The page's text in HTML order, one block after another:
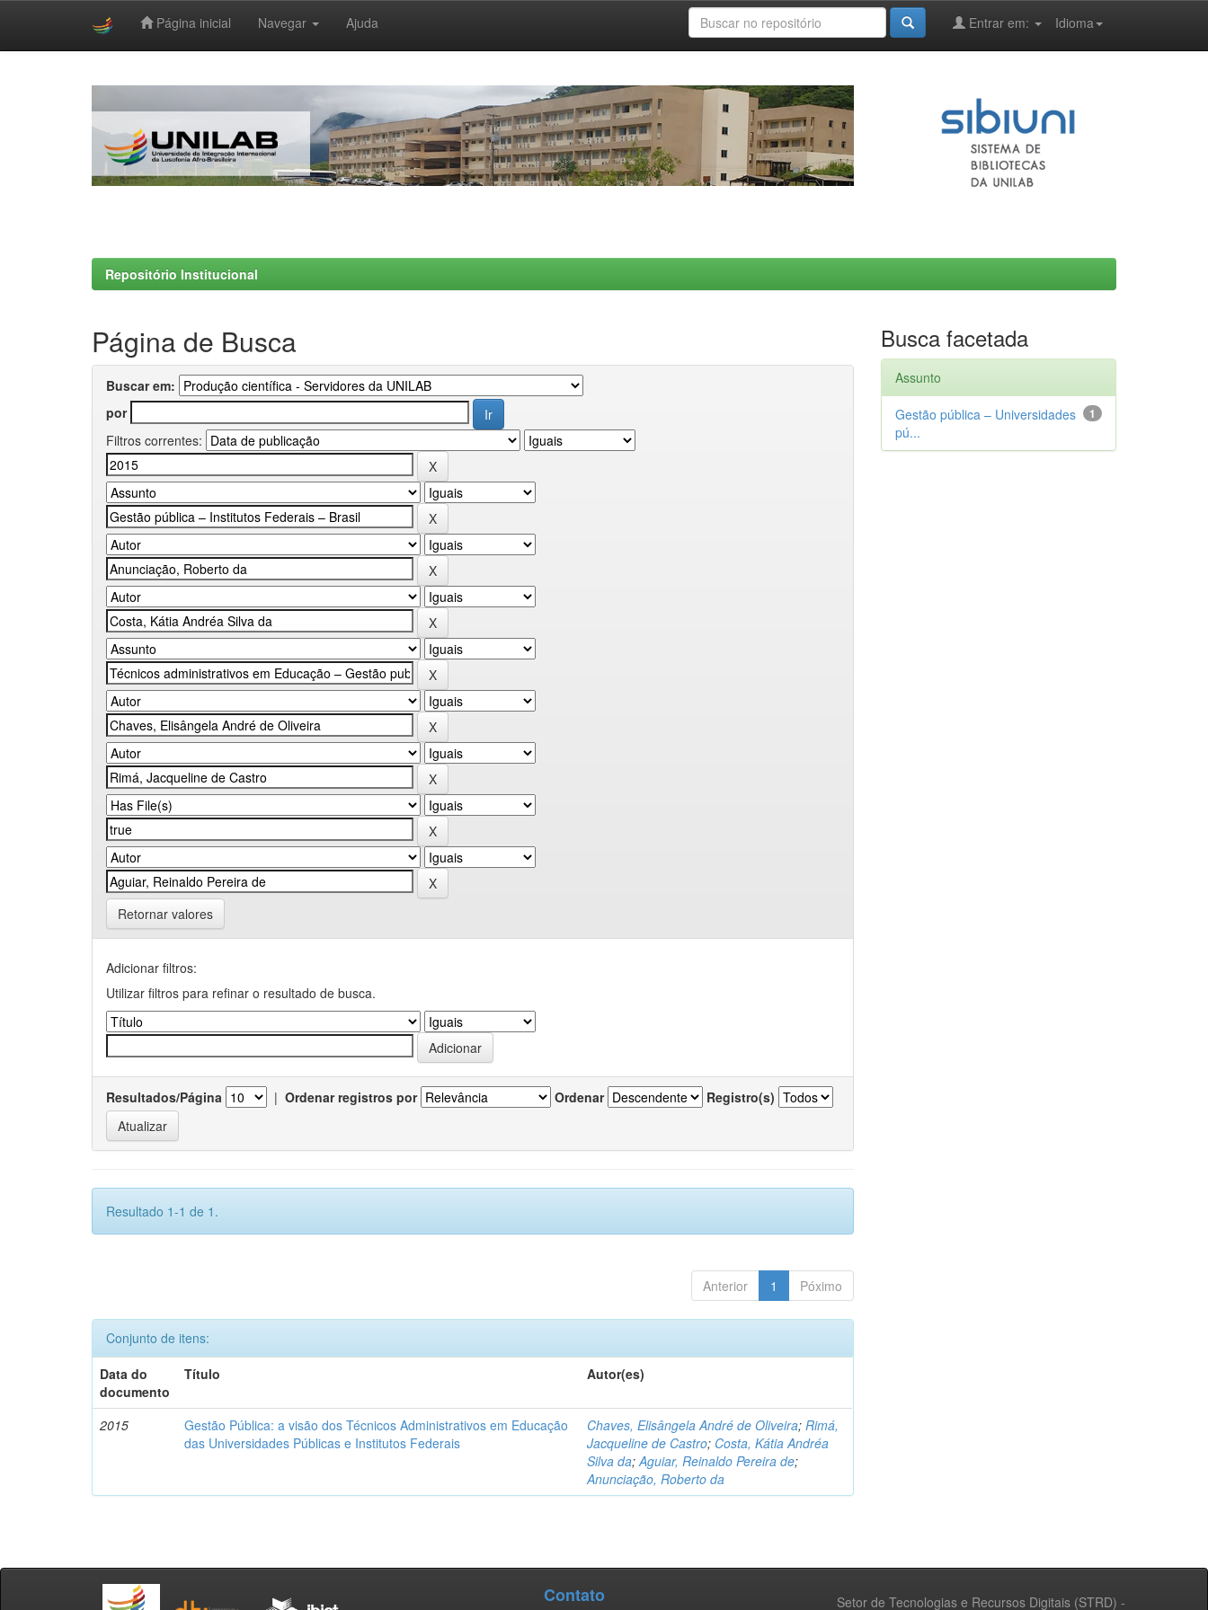
Página inicial Navegar Ajuda Idioma
Entrar em:
Repositório Institucional
Página de Busca
Buscar em:
por
Filtros correntes:
Retornar valores
Adicionar filtros:
Utilizar filtros para refinar o resultado de busca.
Resultados/Página | Ordenar registros por Ordenar Registro(s)
Resultado 1-1 de 1.
Anterior 1 Póximo
Conjunto de itens:
Data do
documento
Título Autor(es)
2015
Gestão Pública: a visão dos Técnicos Administrativos em Educação
das Universidades Públicas e Institutos Federais
Chaves, Elisângela André de Oliveira;Rimá,
Jacqueline de Castro; Costa, Kátia Andréa
Silva da;Aguiar, Reinaldo Pereira de;
Anunciação, Roberto da
Busca facetada
Assunto
1
Gestão pública – Universidades
pú...
Setor de Tecnologias e Recursos Digitais (STRD) -
Contato